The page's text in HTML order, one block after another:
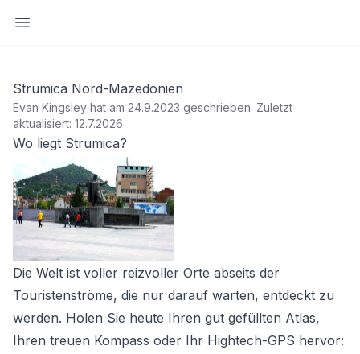
Seitenleiste öffnen
Strumica Nord-Mazedonien
Evan Kingsley hat am 24.9.2023 geschrieben. Zuletzt
aktualisiert: 12.7.2026
Wo liegt Strumica?
Die Welt ist voller reizvoller Orte abseits der
Touristenströme, die nur darauf warten, entdeckt zu
werden. Holen Sie heute Ihren gut gefüllten Atlas,
Ihren treuen Kompass oder Ihr Hightech-GPS hervor: